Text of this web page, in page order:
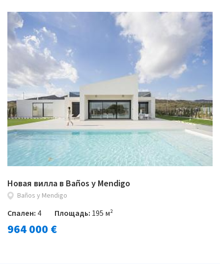
Новая вилла в Baños y Mendigo
Baños y Mendigo
Спален: 4 Площадь: 195 м²
964 000 €